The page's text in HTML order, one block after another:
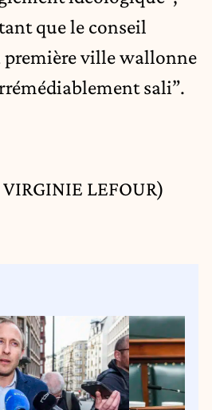
que le conseil
ville wallonne
sali”.
LEFOUR)